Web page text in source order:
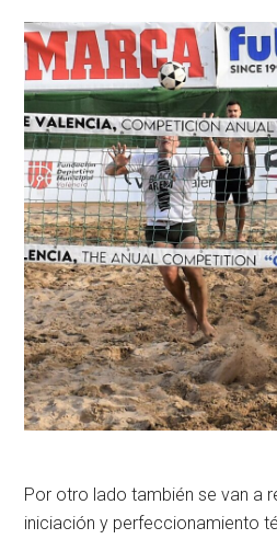
Por otro lado también se van a
iniciación y perfeccionamiento